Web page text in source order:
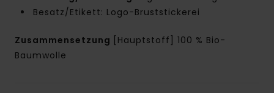
Besatz/Etikett: Logo-Bruststickerei
Zusammensetzung [Hauptstoff] 100 % Bio-
Baumwolle